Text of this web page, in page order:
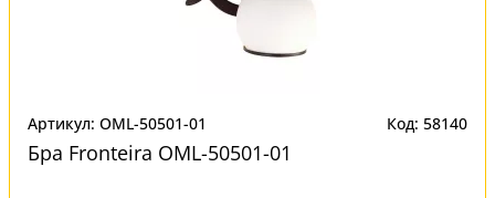
Артикул: OML-50501-01 Код: 58140
Бра Fronteira OML-50501-01